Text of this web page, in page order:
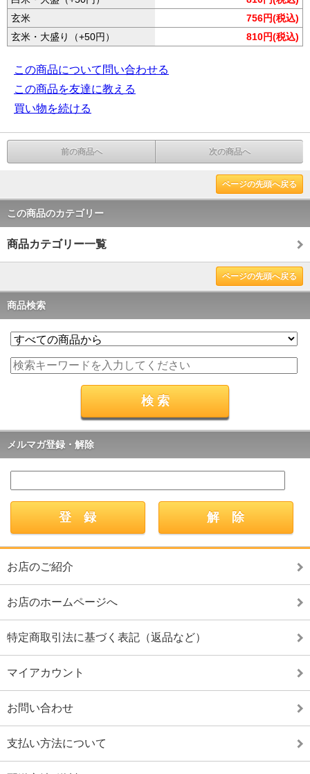
玄米
756円(税込)
玄米・大盛り（+50円）
810円(税込)
この商品について問い合わせる
この商品を友達に教える
買い物を続ける
前の商品へ 次の商品へ
ページの先頭へ戻る
この商品のカテゴリー
商品カテゴリー一覧
ページの先頭へ戻る
商品検索
メルマガ登録・解除
お店のご紹介
お店のホームページへ
特定商取引法に基づく表記（返品など）
マイアカウント
お問い合わせ
支払い方法について